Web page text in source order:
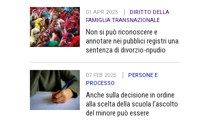
01 APR 2025
DIRITTO DELLA
FAMIGLIA TRANSNAZIONALE
Non si può riconoscere e
annotare nei pubblici registri una
sentenza di divorzio-ripudio
pubblico
07 FEB 2025
PERSONE E
PROCESSO
Anche sulla decisione in ordine
alla scelta della scuola l’ascolto
del minore può essere